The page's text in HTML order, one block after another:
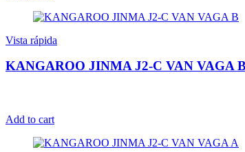
Vista rápida
KANGAROO JINMA J2-C VAN VAGA
Add to cart